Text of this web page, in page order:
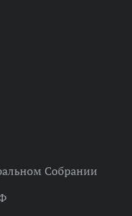
Собрании